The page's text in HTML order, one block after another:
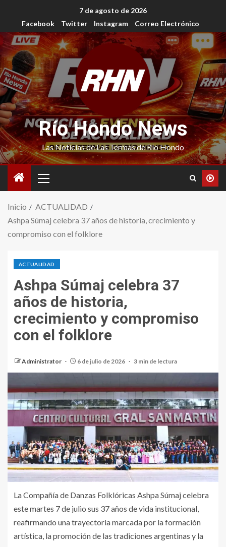
7 de agosto de 2026
Facebook
Twitter Instagram Correo Electrónico
Río Hondo News
Las Noticias de Las Termas de Río Hondo
Inicio
ACTUALIDAD
Ashpa Súmaj celebra 37 años de historia, crecimiento y
compromiso con el folklore
ACTUALIDAD
Ashpa Súmaj celebra 37
años de historia,
crecimiento y compromiso
con el folklore
Administrator 6 de julio de 2026 3 min de lectura
La Compañía de Danzas Folklóricas Ashpa Súmaj celebra
este martes 7 de julio sus 37 años de vida institucional,
reafirmando una trayectoria marcada por la formación
artística, la promoción de las tradiciones argentinas y la